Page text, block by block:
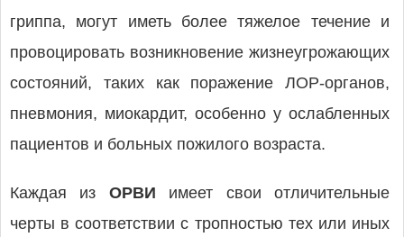
гриппа, могут иметь более тяжелое течение и
провоцировать возникновение жизнеугрожающих
состояний, таких как поражение ЛОР-органов,
пневмония, миокардит, особенно у ослабленных
пациентов и больных пожилого возраста.
Каждая из ОРВИ имеет свои отличительные
черты в соответствии с тропностью тех или иных